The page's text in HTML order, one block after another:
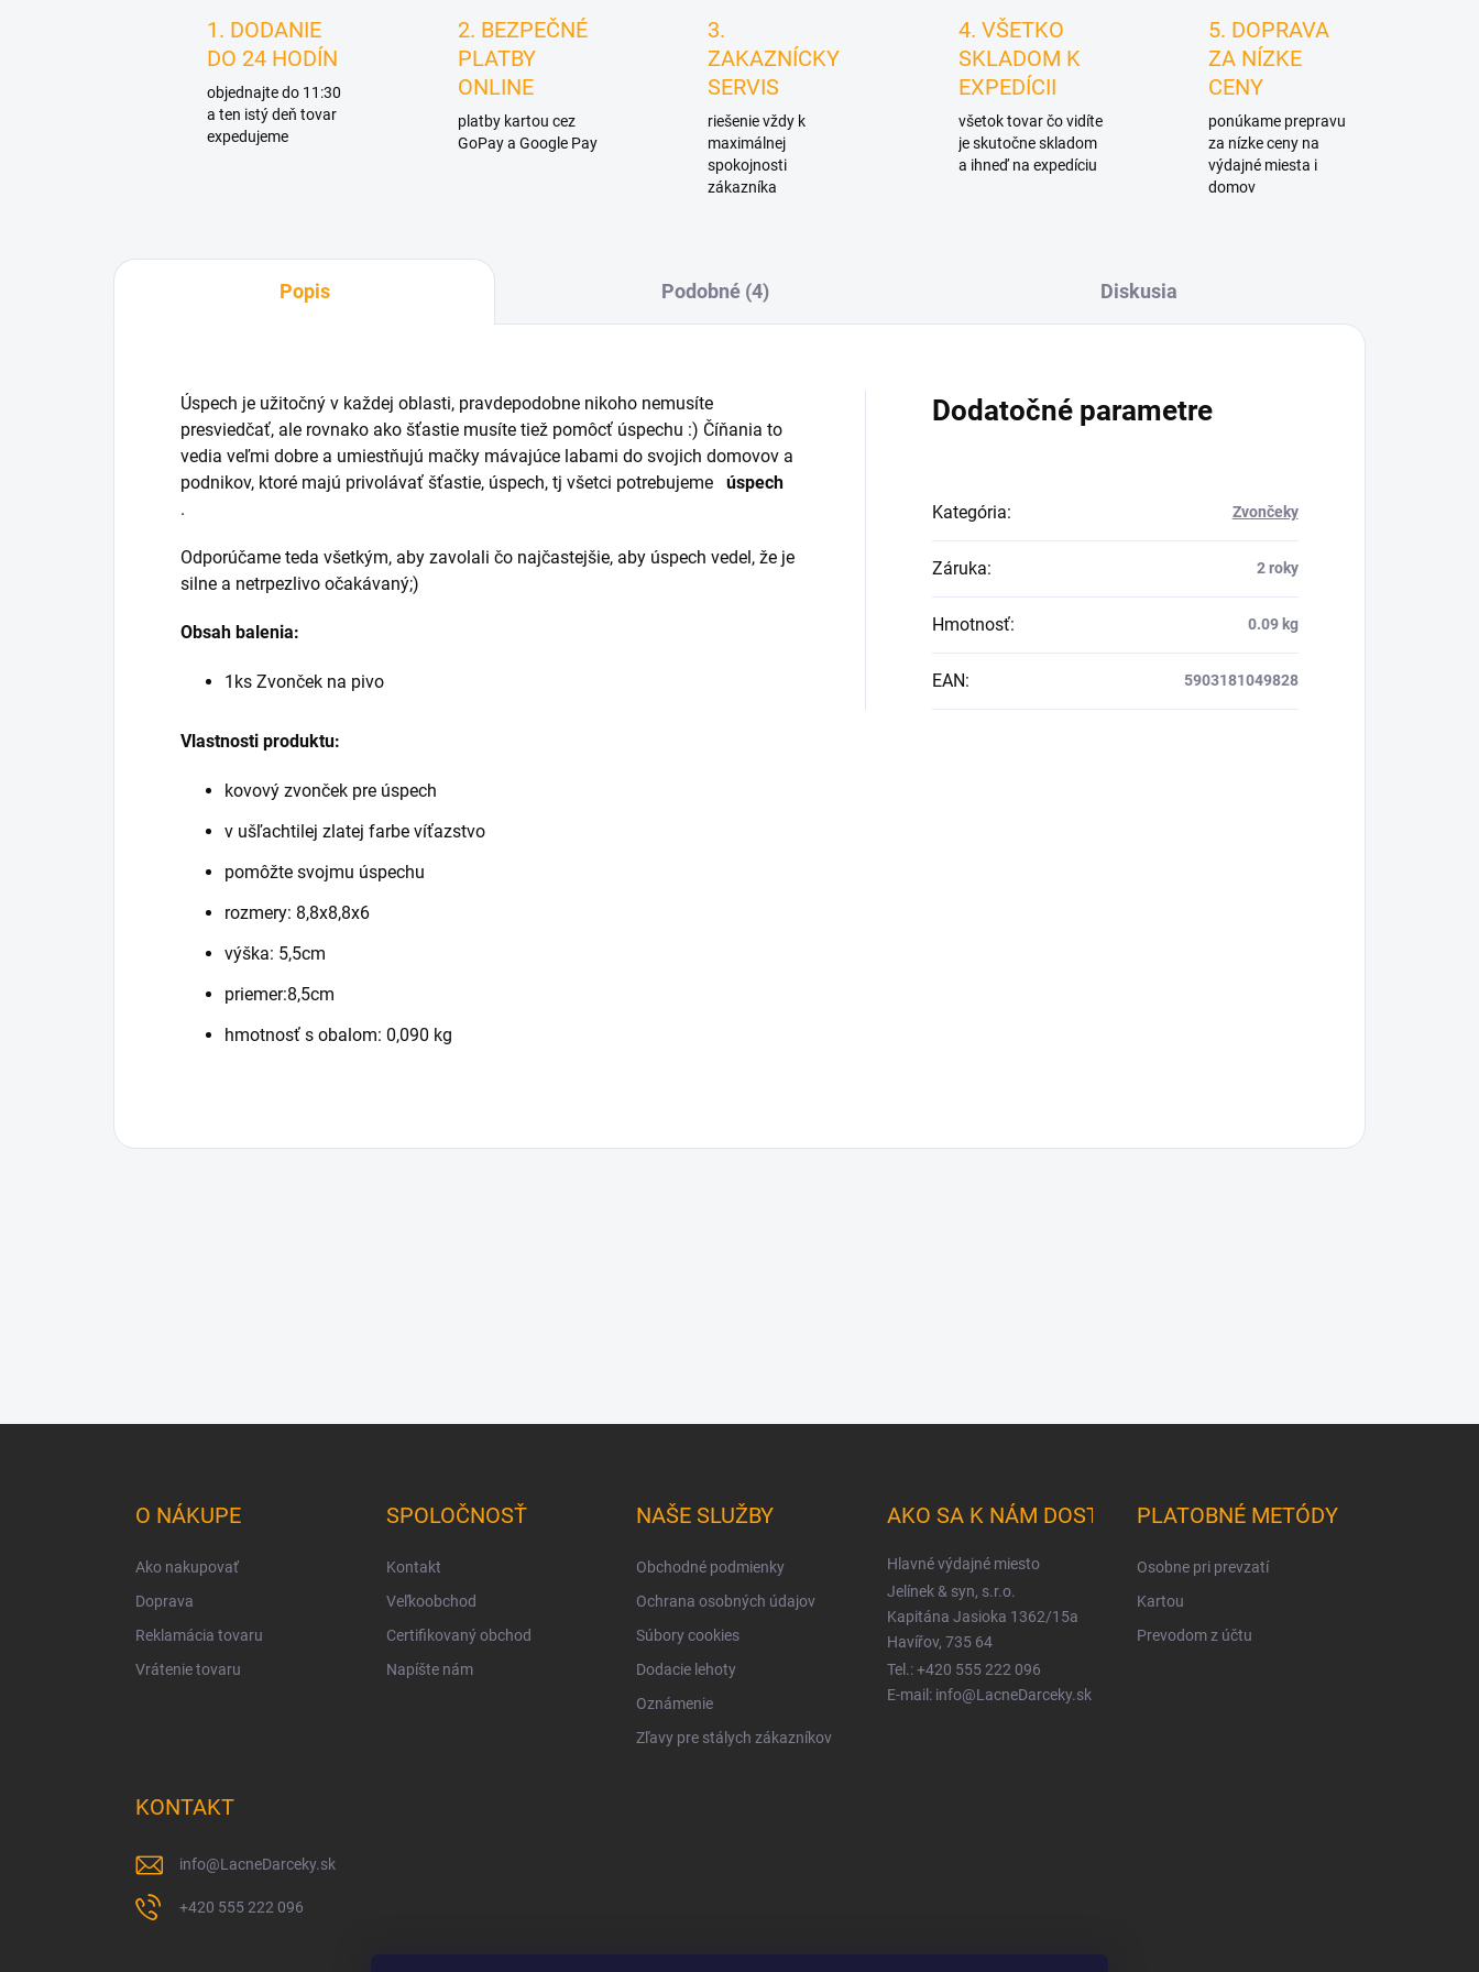
1. DODANIE
DO 24 HODÍN
objednajte do 11:30
a ten istý deň tovar
expedujeme
2. BEZPEČNÉ
PLATBY
ONLINE
platby kartou cez
GoPay a Google Pay
3.
ZAKAZNÍCKY
SERVIS
riešenie vždy k
maximálnej
spokojnosti
zákazníka
4. VŠETKO
SKLADOM K
EXPEDÍCII
všetok tovar čo vidíte
je skutočne skladom
a ihneď na expedíciu
5. DOPRAVA
ZA NÍZKE
CENY
ponúkame prepravu
za nízke ceny na
výdajné miesta i
domov
Popis Podobné (4) Diskusia
Úspech je užitočný v každej oblasti, pravdepodobne nikoho nemusíte
presviedčať, ale rovnako ako šťastie musíte tiež pomôcť úspechu :) Číňania to
vedia veľmi dobre a umiestňujú mačky mávajúce labami do svojich domovov a
podnikov, ktoré majú privolávať šťastie, úspech, tj všetci potrebujeme
úspech
.
Odporúčame teda všetkým, aby zavolali čo najčastejšie, aby úspech vedel, že je
silne a netrpezlivo očakávaný;)
Obsah balenia:
1ks Zvonček na pivo
Vlastnosti produktu:
kovový zvonček pre úspech
v ušľachtilej zlatej farbe víťazstvo
pomôžte svojmu úspechu
rozmery: 8,8x8,8x6
výška: 5,5cm
priemer:8,5cm
hmotnosť s obalom: 0,090 kg
Dodatočné parametre
Kategória: Zvončeky
Záruka: 2 roky
Hmotnosť: 0.09 kg
EAN: 5903181049828
O NÁKUPE
Ako nakupovať
Doprava
Reklamácia tovaru
Vrátenie tovaru
SPOLOČNOSŤ
Kontakt
Veľkoobchod
Certifikovaný obchod
Napíšte nám
NAŠE SLUŽBY
Obchodné podmienky
Ochrana osobných údajov
Súbory cookies
Dodacie lehoty
Oznámenie
Zľavy pre stálych zákazníkov
AKO SA K NÁM DOSTANETE
Hlavné výdajné miesto
Jelínek & syn, s.r.o.
Kapitána Jasioka 1362/15a
Havířov, 735 64
Tel.: +420 555 222 096
E-mail: info@LacneDarceky.sk
PLATOBNÉ METÓDY
Osobne pri prevzatí
Kartou
Prevodom z účtu
KONTAKT
info@LacneDarceky.sk
+420 555 222 096